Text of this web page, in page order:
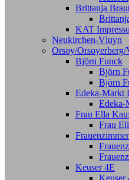
Brittanja
KAT
Neukirchen-Vluyn
Orsoy/Orsoyerberg/
Björn Funck
Björn
Björn
Edeka-Markt
Edeka-
Frau Ella
Frau
Frauenzimmer
Keuser 4E